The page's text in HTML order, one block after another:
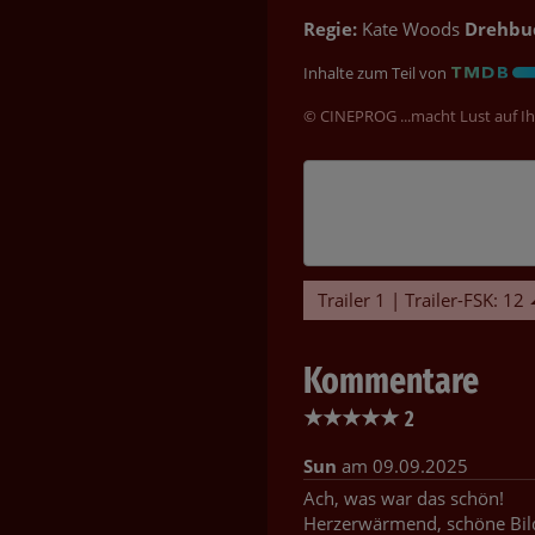
Regie: Kate Woods
Inhalte zum Teil von
© CINEPROG ...macht Lust auf
Trailer 1 | Trailer-FSK: 12
Kommentare
★★★★★ 2
Sun am 09.09.2025
Ach, was war das schön!
Herzerwärmend, schöne